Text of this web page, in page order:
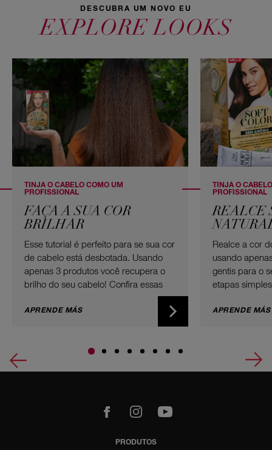
DESCUBRA UM NOVO EU
EXPLORE LOOKS
TINJA O CABELO COMO UM
PROFISSIONAL
FAÇA A SUA COR
BRILHAR
Esse tutorial é perfeito para se sua cor
de cabelo está desbotada. Usando
apenas 3 produtos você recupera o
brilho do seu cabelo! Confira essas
APRENDE MÁS
TINJA O
PROFISSIONAL
REALCE
Realce a cor
usando
gentis para o
etapas
APRENDE MÁS
PRODUTOS